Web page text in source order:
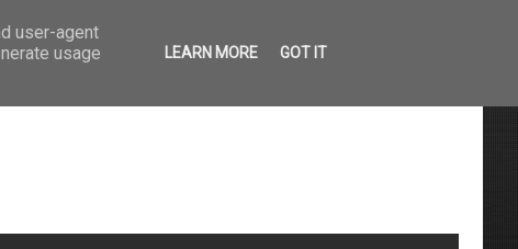
user-agent
usage
LEARN MORE GOT IT